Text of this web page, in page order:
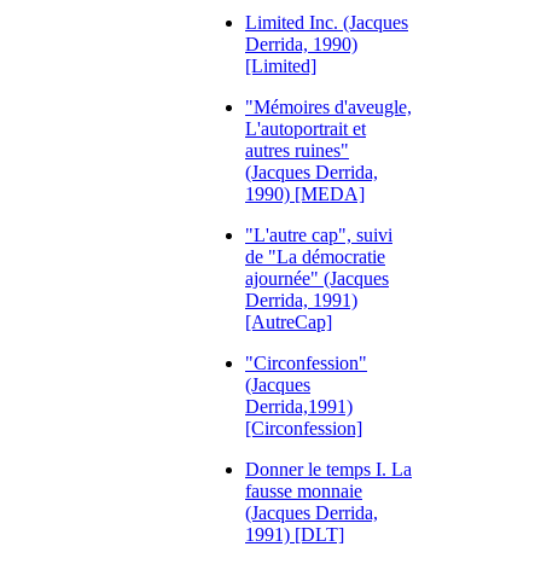
Limited Inc. (Jacques
Derrida, 1990)
[Limited]
"Mémoires d'aveugle,
L'autoportrait et
autres ruines"
(Jacques Derrida,
1990) [MEDA]
"L'autre cap", suivi
de "La démocratie
ajournée" (Jacques
Derrida, 1991)
[AutreCap]
"Circonfession"
(Jacques
Derrida,1991)
[Circonfession]
Donner le temps I. La
fausse monnaie
(Jacques Derrida,
1991) [DLT]